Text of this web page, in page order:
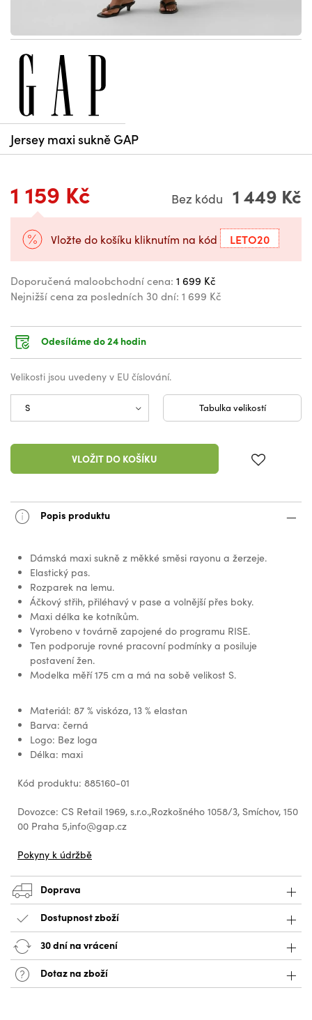
Jersey maxi sukně GAP
1 159 Kč Bez kódu 1 449 Kč
Vložte do košíku kliknutím na kód LETO20
Doporučená maloobchodní cena: 1 699 Kč
Nejnižší cena za posledních 30 dní: 1 699 Kč
Odesíláme do 24 hodin
Velikosti jsou uvedeny v EU číslování.
Tabulka velikostí
VLOŽIT DO KOŠÍKU
Popis produktu
Dámská maxi sukně z měkké směsi rayonu a žerzeje.
Elastický pas.
Rozparek na lemu.
Áčkový střih, přiléhavý v pase a volnější přes boky.
Maxi délka ke kotníkům.
Vyrobeno v továrně zapojené do programu RISE.
Ten podporuje rovné pracovní podmínky a posiluje
postavení žen.
Modelka měří 175 cm a má na sobě velikost S.
Materiál: 87 % viskóza, 13 % elastan
Barva: černá
Logo: Bez loga
Délka: maxi
Kód produktu: 885160-01
Dovozce: CS Retail 1969, s.r.o.,Rozkošného 1058/3, Smíchov, 150
00 Praha 5,info@gap.cz
Pokyny k údržbě
Doprava
Dostupnost zboží
30 dní na vrácení
Dotaz na zboží